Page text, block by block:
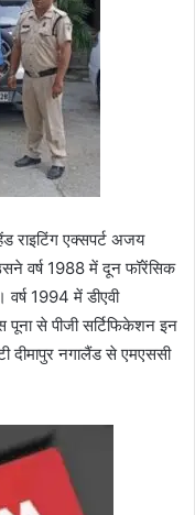
राइटिंग एक्सपर्ट अजय
वर्ष 1988 में दून फॉरेंसिक
वर्ष 1994 में डीएवी
से पीजी सर्टिफिकेशन इन
दीमापुर नगालैंड से एमएससी